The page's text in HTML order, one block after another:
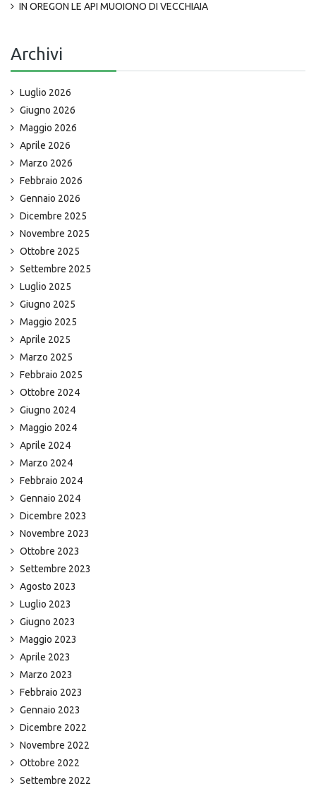
IN OREGON LE API MUOIONO DI VECCHIAIA
Archivi
Luglio 2026
Giugno 2026
Maggio 2026
Aprile 2026
Marzo 2026
Febbraio 2026
Gennaio 2026
Dicembre 2025
Novembre 2025
Ottobre 2025
Settembre 2025
Luglio 2025
Giugno 2025
Maggio 2025
Aprile 2025
Marzo 2025
Febbraio 2025
Ottobre 2024
Giugno 2024
Maggio 2024
Aprile 2024
Marzo 2024
Febbraio 2024
Gennaio 2024
Dicembre 2023
Novembre 2023
Ottobre 2023
Settembre 2023
Agosto 2023
Luglio 2023
Giugno 2023
Maggio 2023
Aprile 2023
Marzo 2023
Febbraio 2023
Gennaio 2023
Dicembre 2022
Novembre 2022
Ottobre 2022
Settembre 2022